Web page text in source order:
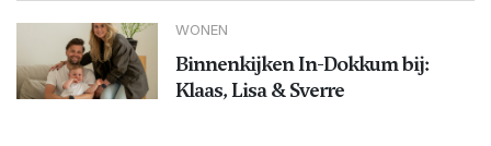
WONEN
Binnenkijken In-Dokkum bij:
Klaas, Lisa & Sverre